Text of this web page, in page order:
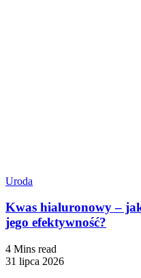
Uroda
Kwas hialuronowy –
jego efektywność?
4 Mins read
31 lipca 2026